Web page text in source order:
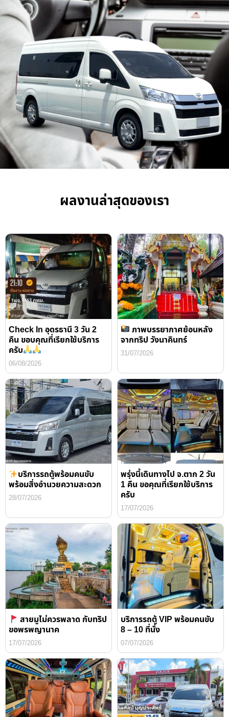
ผลงานล่าสุดของเรา
Check In อุดรธานี 3 วัน 2
คืน ขอบคุณที่เรียกใช้บริการ
ครับ
06/08/2026
ภาพบรรยากาศย้อนหลัง
จากทริป วังนาคินทร์
31/07/2026
บริการรถตู้พร้อมคนขับ
พร้อมสิ่งอำนวยความสะดวก
28/07/2026
พรุ่งนี้เดินทางไป จ.ตาก 2 วัน
1 คืน ขอคุณที่เรียกใช้บริการ
ครับ
17/07/2026
สายมูไม่ควรพลาด กับทริป
ขอพรพญานาค
17/07/2026
บริการรถตู้ VIP พร้อมคนขับ
8 – 10 ที่นั่ง
07/07/2026